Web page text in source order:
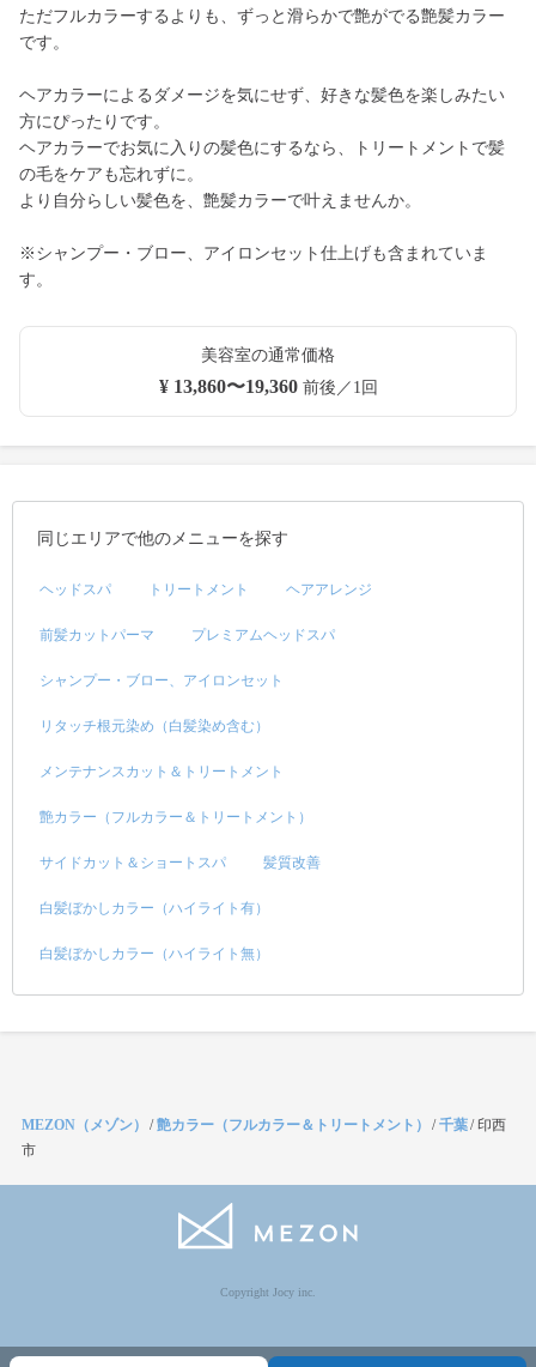
ただフルカラーするよりも、ずっと滑らかで艶がでる艶髪カラー
です。
ヘアカラーによるダメージを気にせず、好きな髪色を楽しみたい
方にぴったりです。
ヘアカラーでお気に入りの髪色にするなら、トリートメントで髪
の毛をケアも忘れずに。
より自分らしい髪色を、艶髪カラーで叶えませんか。
※シャンプー・ブロー、アイロンセット仕上げも含まれていま
す。
美容室の通常価格
¥ 13,860〜19,360前後／1回
同じエリアで他のメニューを探す
ヘッドスパ トリートメント ヘアアレンジ
前髪カットパーマ プレミアムヘッドスパ
シャンプー・ブロー、アイロンセット
リタッチ根元染め（白髪染め含む）
メンテナンスカット＆トリートメント
艶カラー（フルカラー＆トリートメント）
サイドカット＆ショートスパ 髪質改善
白髪ぼかしカラー（ハイライト有）
白髪ぼかしカラー（ハイライト無）
MEZON（メゾン） /艶カラー（フルカラー＆トリートメント） /千葉/印西
市
Copyright Jocy inc.